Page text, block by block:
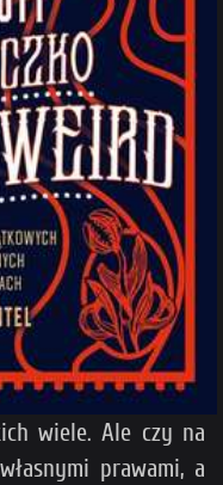
wiele. Ale czy na
prawami, a